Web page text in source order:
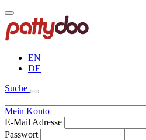
Direkt
zum
Inhalt
EN
DE
Suche
Mein Konto
E-Mail Adresse
Passwort